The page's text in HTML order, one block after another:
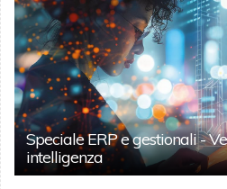
Speciale ERP e gestionali -
intelligenza